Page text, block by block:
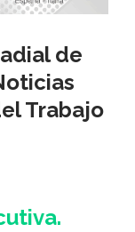
de
Trabajo